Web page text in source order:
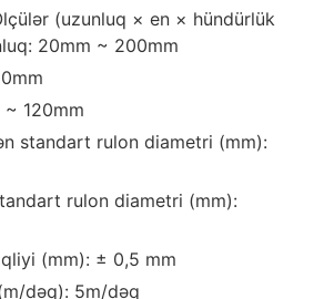
(uzunluq × en × hündürlük
20mm ~ 200mm
~ 120mm
standart rulon diametri (mm):
rulon diametri (mm):
(mm): ± 0,5 mm
dəq): 5m/dəq